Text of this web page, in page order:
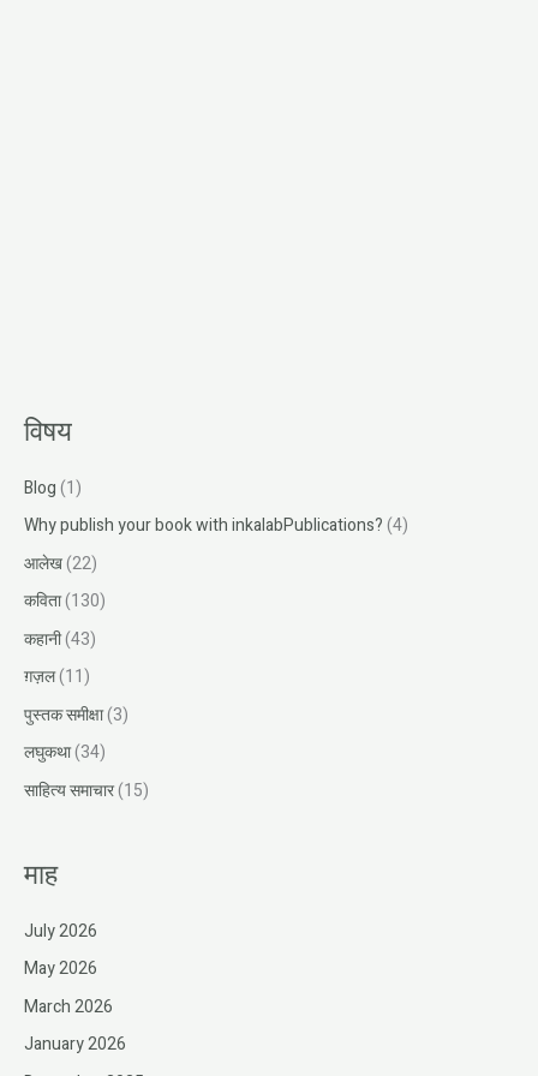
विषय
Blog(1)
Why publish your book with inkalabPublications?(4)
आलेख(22)
कविता(130)
कहानी(43)
ग़ज़ल(11)
पुस्तक समीक्षा(3)
लघुकथा(34)
साहित्य समाचार(15)
माह
July 2026
May 2026
March 2026
January 2026